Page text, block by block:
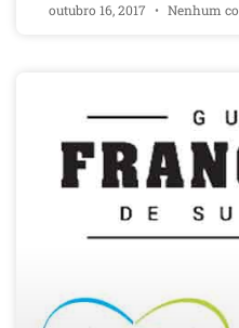
outubro 16, 2017 Nenhum